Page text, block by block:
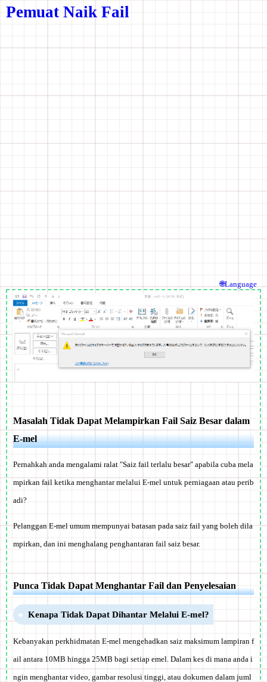
Pemuat Naik Fail
Masalah Tidak Dapat Melampirkan Fail Saiz Besar dalam
E-mel
Pernahkah anda mengalami ralat "Saiz fail terlalu besar" apabila cuba mela
mpirkan fail ketika menghantar melalui E-mel untuk perniagaan atau perib
adi?
Pelanggan E-mel umum mempunyai batasan pada saiz fail yang boleh dila
mpirkan, dan ini menghalang penghantaran fail saiz besar.
Punca Tidak Dapat Menghantar Fail dan Penyelesaian
Kenapa Tidak Dapat Dihantar Melalui E-mel?
Kebanyakan perkhidmatan E-mel mengehadkan saiz maksimum lampiran f
ail antara 10MB hingga 25MB bagi setiap emel. Dalam kes di mana anda i
ngin menghantar video, gambar resolusi tinggi, atau dokumen dalam juml
🌐Language